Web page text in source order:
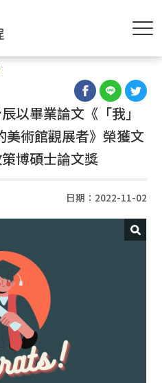
以畢業論文《「我」
美術館觀展者》榮獲文
博碩士論文獎
日期：2022-11-02